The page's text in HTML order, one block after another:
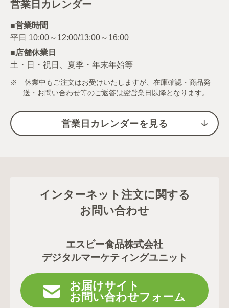
営業日カレンダー
■営業時間
■店舗休業日
土・日・祝日、夏季・年末年始等
※ 休業中もご注文はお受けいたしますが、在庫確認・商品発
送・お問い合わせ等のご返答は翌営業日以降となります。
営業日カレンダーを見る
インターネット注文に関する
お問い合わせ
エスビー食品株式会社
デジタルマーケティングユニット
お届けサイト
お問い合わせフォーム